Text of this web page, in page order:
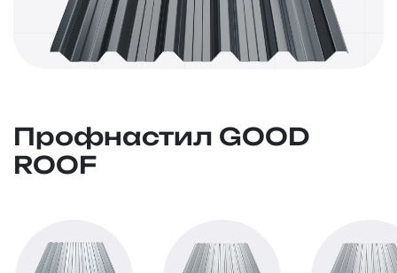
Профнастил GOOD
ROOF